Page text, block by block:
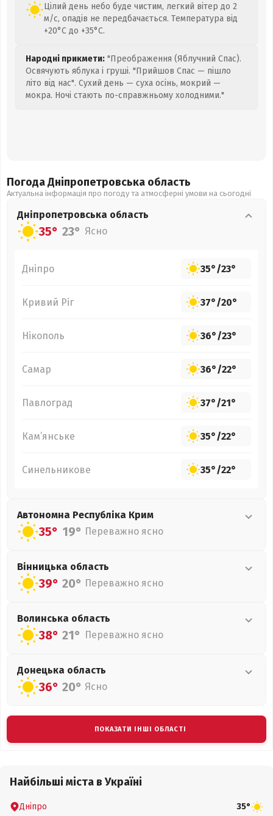
Цілий день небо буде чистим, легкий вітер до 2
м/с, опадів не передбачається. Температура від
+20°C до +35°C.
Народні прикмети: "Преображення (Яблучний Спас).
Освячують яблука і груші. "Прийшов Спас — пішло
літо від нас". Сухий день — суха осінь, мокрий —
мокра. Ночі стають по-справжньому холодними."
Погода Дніпропетровська область
Актуальна інформація про погоду та атмосферні умови на сьогодні
Дніпропетровська область
35° 23° Ясно
Дніпро 35°/23°
Кривий Ріг 37°/20°
Нікополь 36°/23°
Самар 36°/22°
Павлоград 37°/21°
Кам’янське 35°/22°
Синельникове 35°/22°
Автономна Республіка Крим
35° 19° Переважно ясно
Вінницька область
39° 20° Переважно ясно
Волинська область
38° 21° Переважно ясно
Донецька область
36° 20° Ясно
ПОКАЗАТИ ІНШІ ОБЛАСТІ
Найбільші міста в Україні
Дніпро 35°